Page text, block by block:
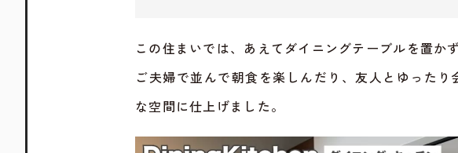
この住まいでは、あえてダイニングテーブルを置か
ご夫婦で並んで朝食を楽しんだり、友人とゆった
な空間に仕上げました。